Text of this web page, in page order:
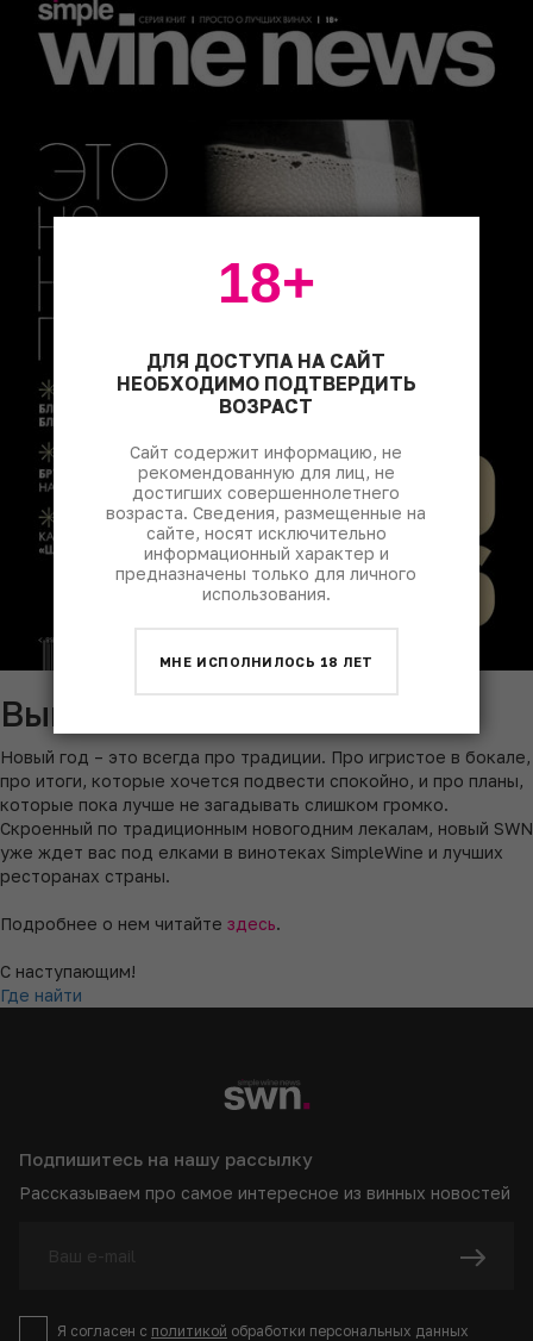
Выпуск Simple Wine News
Новый год – это всегда про традиции. Про игристое в бокале,
про итоги, которые хочется подвести спокойно, и про планы,
которые пока лучше не загадывать слишком громко.
Скроенный по традиционным новогодним лекалам, новый SWN
уже ждет вас под елками в винотеках SimpleWine и лучших
ресторанах страны.
Подробнее о нем читайте здесь.
С наступающим!
Где найти
Подпишитесь на нашу рассылку
Рассказываем про самое интересное из винных новостей
Я согласен с политикой обработки персональных данных
ДЛЯ ДОСТУПА НА САЙТ
НЕОБХОДИМО ПОДТВЕРДИТЬ
ВОЗРАСТ
Сайт содержит информацию, не
рекомендованную для лиц, не
достигших совершеннолетнего
возраста. Сведения, размещенные на
сайте, носят исключительно
информационный характер и
предназначены только для личного
использования.
МНЕ ИСПОЛНИЛОСЬ 18 ЛЕТ
18+